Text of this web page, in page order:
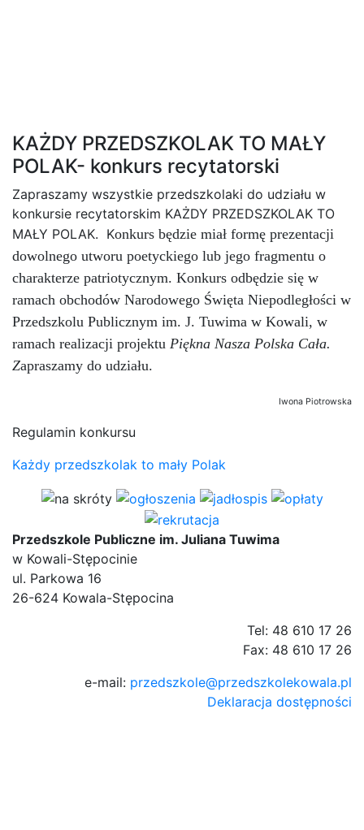
KAŻDY PRZEDSZKOLAK TO MAŁY
POLAK- konkurs recytatorski
Zapraszamy wszystkie przedszkolaki do udziału w
konkursie recytatorskim KAŻDY PRZEDSZKOLAK TO
MAŁY POLAK. Konkurs będzie miał formę prezentacji
dowolnego utworu poetyckiego lub jego fragmentu o
charakterze patriotycznym. Konkurs odbędzie się w
ramach obchodów Narodowego Święta Niepodległości w
Przedszkolu Publicznym im. J. Tuwima w Kowali, w
ramach realizacji projektu Piękna Nasza Polska Cała.
Zapraszamy do udziału.
Iwona Piotrowska
Regulamin konkursu
Każdy przedszkolak to mały Polak
Przedszkole Publiczne im. Juliana Tuwima
w Kowali-Stępocinie
ul. Parkowa 16
26-624 Kowala-Stępocina
Tel: 48 610 17 26
Fax: 48 610 17 26
e-mail: przedszkole@przedszkolekowala.pl
Deklaracja dostępności